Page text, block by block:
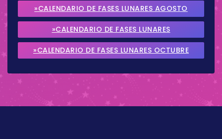
»CALENDARIO DE FASES LUNARES AGOSTO
2026
»CALENDARIO DE FASES LUNARES
SEPTIEMBRE 2026
»CALENDARIO DE FASES LUNARES OCTUBRE